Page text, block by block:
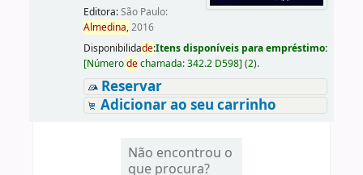
Editora:São Paulo:
Almedina,2016
Disponibilidade:Itens disponíveis para empréstimo:
[Númerodechamada:342.2 D598] (2).
Reservar
Adicionar ao seu carrinho
Não encontrou o
que procura?